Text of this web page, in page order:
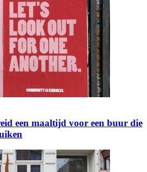
een maaltijd voor een buur die